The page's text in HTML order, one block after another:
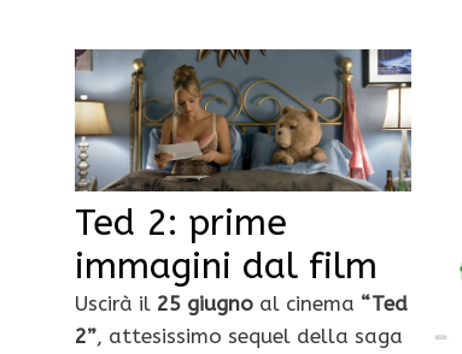
Ted 2: prime
immagini dal film
Uscirà il 25 giugno al cinema “Ted
2”, attesissimo sequel della saga